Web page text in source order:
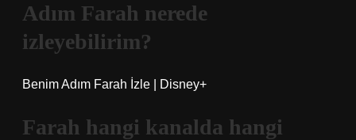
Adım Farah nerede
izleyebilirim?
Benim Adım Farah İzle | Disney+
Farah hangi kanalda hangi